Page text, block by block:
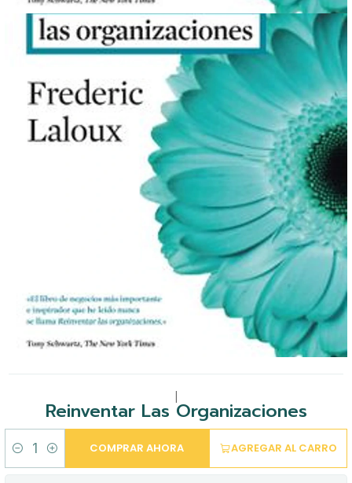
Reinventar Las Organizaciones
Cantidad
AGREGAR AL CARRO
COMPRAR AHORA